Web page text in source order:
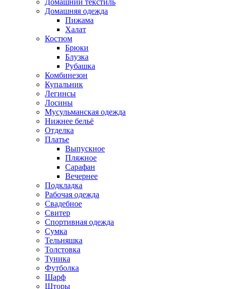
Домашняя одежда
Пижама
Халат
Костюм
Брюки
Блузка
Рубашка
Комбинезон
Купальник
Легинсы
Лосины
Мусульманская одежда
Нижнее бельё
Отделка
Платье
Выпускное
Пляжное
Сарафан
Вечернее
Подкладка
Рабочая одежда
Свадебное
Свитер
Спортивная одежда
Сумка
Тельняшка
Толстовка
Туника
Футболка
Шарф
Шторы